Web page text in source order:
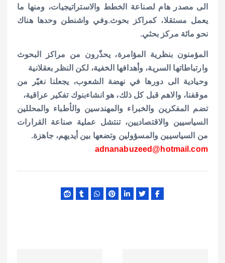
الى مصدر هام لصناعة الخطط والاستراتيجيات، ومنها ما
يعمل مستقلا، كمراكز بحوث.وفي واشنطن وحدها هناك
نحو مائة مركز بحثي.
المؤمنون بنظرية المؤامرة، يحذّرون من مراكز البحوث
وارتباطاتها السرية، وأهدافها الخفية، لكن النظر بعقلانية
وحيادية الى دورها في نهضة الشعوب، يجعلنا نغيّر من
موقفنا، والاهم قبل كل ذلك، هو انشاءبنوك تفكير عراقية،
تضم المفكرين والخبراء والمهندسين والأطباء والمحللين
السياسيين والاقتصاديين، تنتشل عملية صناعة القرارات
من السياسيين والمسؤولين وتضعها بين أيديهم، جاهزة.
adnanabuzeed@hotmail.com